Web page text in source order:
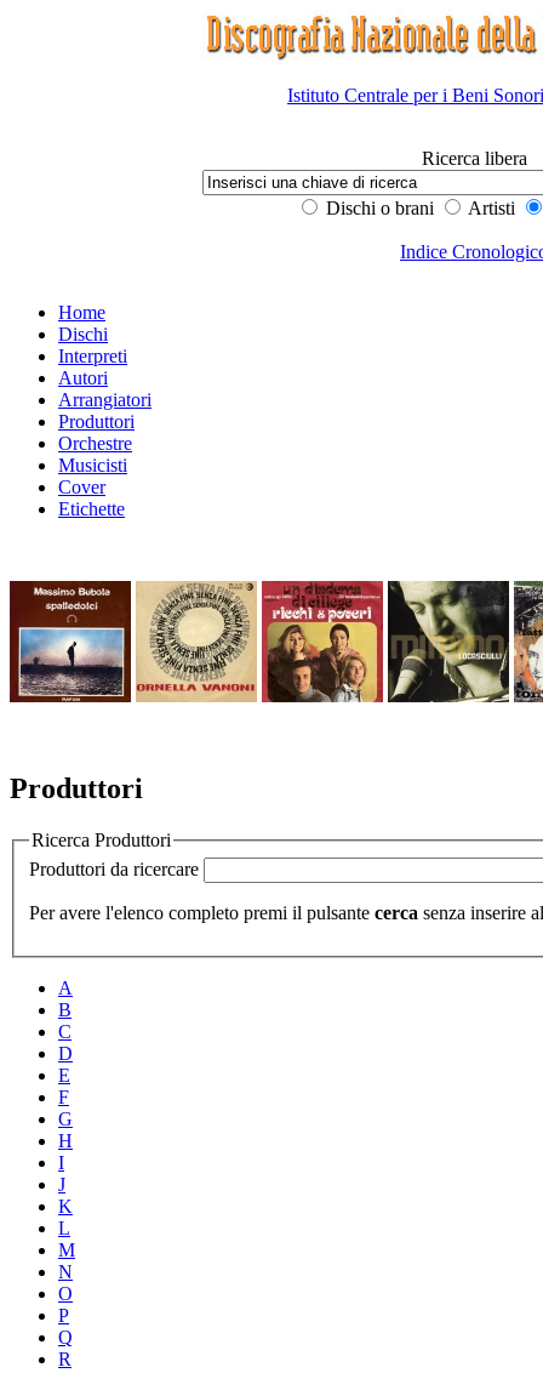
Istituto Centrale per i Beni
Ricerca libera
Dischi o brani Artisti
Indice
Home
Dischi
Interpreti
Autori
Arrangiatori
Produttori
Orchestre
Musicisti
Cover
Etichette
Produttori
Ricerca Produttori
Produttori da ricercare
Per avere l'elenco completo premi il pulsante cerca senza inserire
A
B
C
D
E
F
G
H
I
J
K
L
M
N
O
P
Q
R